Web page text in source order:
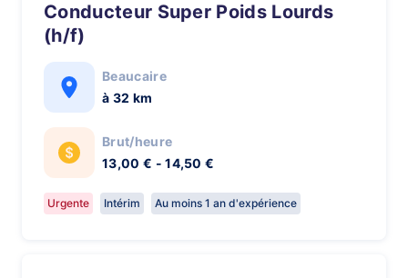
Conducteur Super Poids Lourds
(h/f)
Beaucaire
à 32 km
Brut/heure
13,00 € - 14,50 €
Urgente Intérim Au moins 1 an d'expérience